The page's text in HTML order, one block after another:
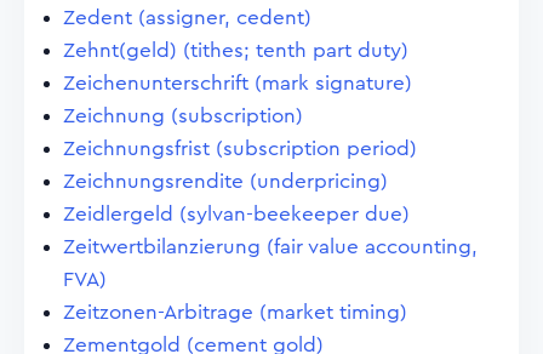
Zedent (assigner, cedent)
Zehnt(geld) (tithes; tenth part duty)
Zeichenunterschrift (mark signature)
Zeichnung (subscription)
Zeichnungsfrist (subscription period)
Zeichnungsrendite (underpricing)
Zeidlergeld (sylvan-beekeeper due)
Zeitwertbilanzierung (fair value accounting,
FVA)
Zeitzonen-Arbitrage (market timing)
Zementgold (cement gold)